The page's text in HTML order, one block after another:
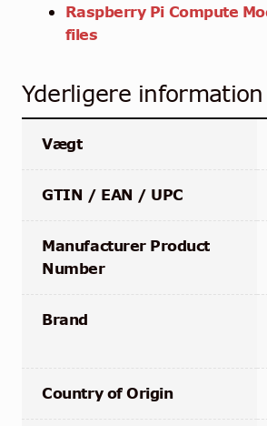
Raspberry Pi Compute
files
Yderligere information
Vægt
GTIN / EAN / UPC
Manufacturer Product
Number
Brand
Country of Origin